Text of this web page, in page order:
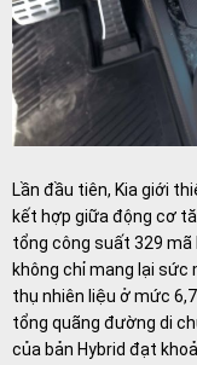
Lần đầu tiên, Kia giới
kết hợp giữa động cơ
tổng công suất 329 mã
không chỉ mang lại
thụ nhiên liệu ở mức
tổng quãng đường di
của bản Hybrid đạt